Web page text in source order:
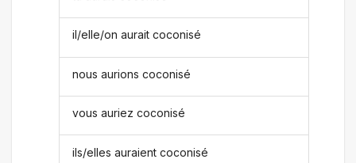
il/elle/on aurait coconisé
nous aurions coconisé
vous auriez coconisé
ils/elles auraient coconisé